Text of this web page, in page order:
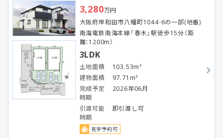
3,280万円
大阪府岸和田市八幡町1044-6の一部(地番)
南海電鉄南海本線「春木」駅徒歩15分（距
離：1200m）
3LDK
土地面積
103.53m²
建物面積
97.71m²
完成予定
時期
2026年06月
引渡可能
時期
即引渡し可
見学予約可